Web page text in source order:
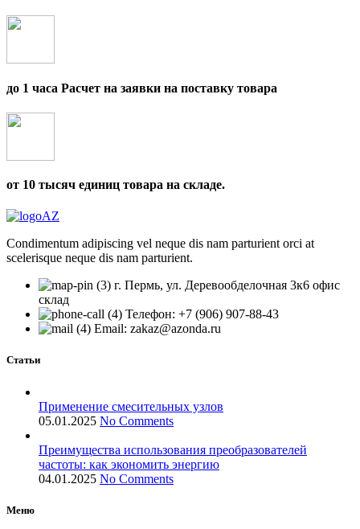
до 1 часа Расчет на заявки на поставку товара
от 10 тысяч единиц товара на складе.
Condimentum adipiscing vel neque dis nam parturient orci at
scelerisque neque dis nam parturient.
г. Пермь, ул. Деревообделочная 3к6 офис
склад
Телефон: +7 (906) 907-88-43
Email: zakaz@azonda.ru
Статьи
Применение смесительных узлов
05.01.2025 No Comments
Преимущества использования преобразователей
частоты: как экономить энергию
04.01.2025 No Comments
Меню